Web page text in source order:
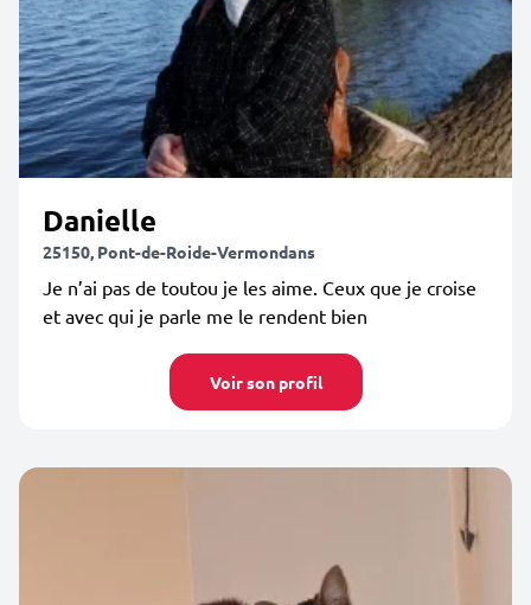
Danielle
25150, Pont-de-Roide-Vermondans
Je n’ai pas de toutou je les aime. Ceux que je croise
et avec qui je parle me le rendent bien
Voir son profil